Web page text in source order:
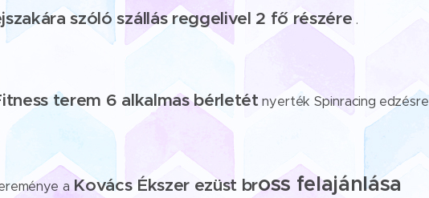
szóló szállás reggelivel 2 fő részére .
terem 6 alkalmas bérletét nyerték Spinracing edzésre
a Kovács Ékszer ezüst bross felajánlása